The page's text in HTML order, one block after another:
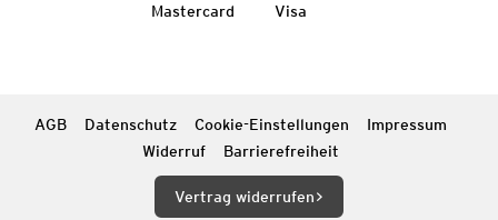
Mastercard Visa
AGB Datenschutz Cookie-Einstellungen
Impressum
Widerruf
Barrierefreiheit
Vertrag widerrufen